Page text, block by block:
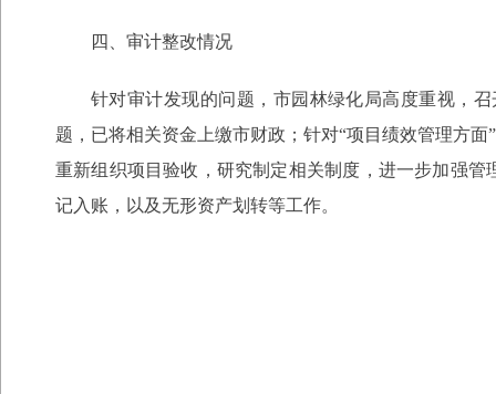
四、审计整改情况
针对审计发现的问题，市园林绿化局高度重视，
题，已将相关资金上缴市财政；针对“项目绩效管理方
重新组织项目验收，研究制定相关制度，进一步加强
记入账，以及无形资产划转等工作。